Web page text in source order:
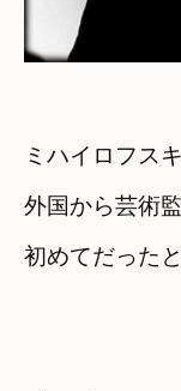
ミハイロフス
外国から芸術
初めてだった